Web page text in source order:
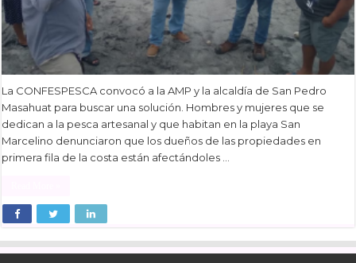
La CONFESPESCA convocó a la AMP y la alcaldía de San Pedro
Masahuat para buscar una solución. Hombres y mujeres que se
dedican a la pesca artesanal y que habitan en la playa San
Marcelino denunciaron que los dueños de las propiedades en
primera fila de la costa están afectándoles …